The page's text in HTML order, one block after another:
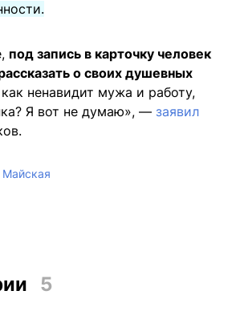
под запись в карточку человек
о своих душевных
ненавидит мужа и работу,
Я вот не думаю», — заявил
Майская
5